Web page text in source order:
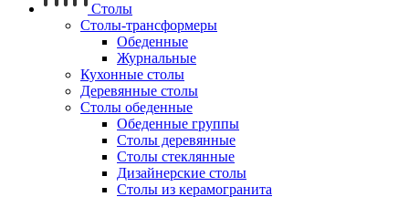
Столы
Столы-трансформеры
Обеденные
Журнальные
Кухонные столы
Деревянные столы
Столы обеденные
Обеденные группы
Столы деревянные
Столы стеклянные
Дизайнерские столы
Столы из керамогранита